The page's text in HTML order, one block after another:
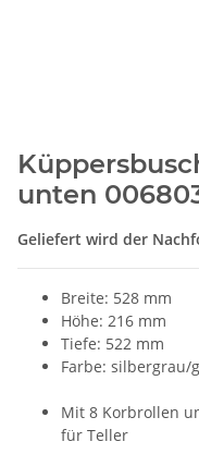
unten
Geliefert wird der
Breite: 528 mm
Höhe: 216 mm
Tiefe: 522 mm
Farbe: silbergrau/
Mit 8 Korbrollen
für Teller